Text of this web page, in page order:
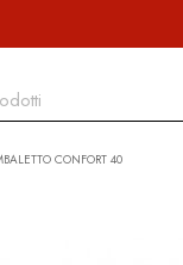
CONFORT 40